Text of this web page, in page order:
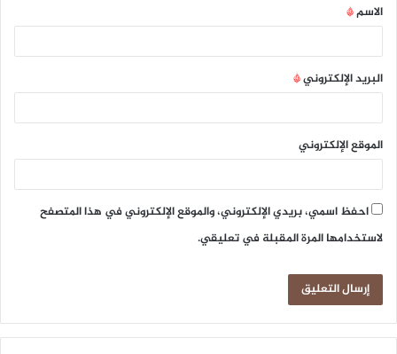
*
الاسم*
البريد الإلكتروني*
الموقع الإلكتروني
احفظ اسمي، بريدي الإلكتروني، والموقع الإلكتروني في هذا المتصفح
لاستخدامها المرة المقبلة في تعليقي.